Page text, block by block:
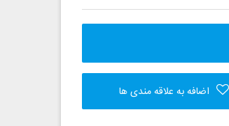
اضافه به علاقه مندی ها